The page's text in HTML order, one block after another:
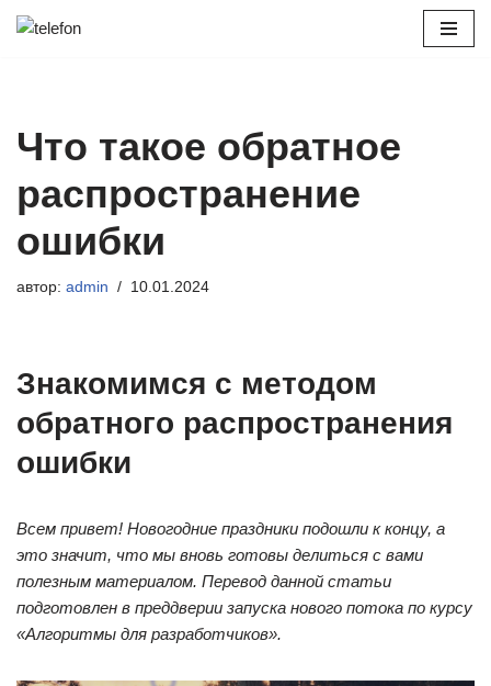
Что такое обратное
распространение
ошибки
автор: admin 10.01.2024
Знакомимся с методом
обратного распространения
ошибки
Всем привет! Новогодние праздники подошли к концу, а
это значит, что мы вновь готовы делиться с вами
полезным материалом. Перевод данной статьи
подготовлен в преддверии запуска нового потока по курсу
«Алгоритмы для разработчиков».